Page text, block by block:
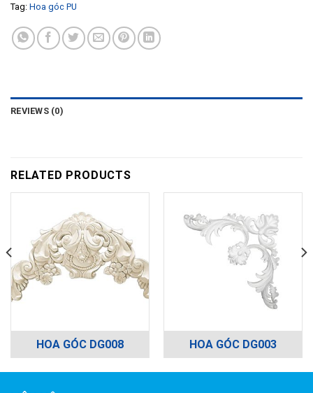
Tag: Hoa góc PU
REVIEWS (0)
RELATED PRODUCTS
HOA GÓC DG008 HOA GÓC DG003